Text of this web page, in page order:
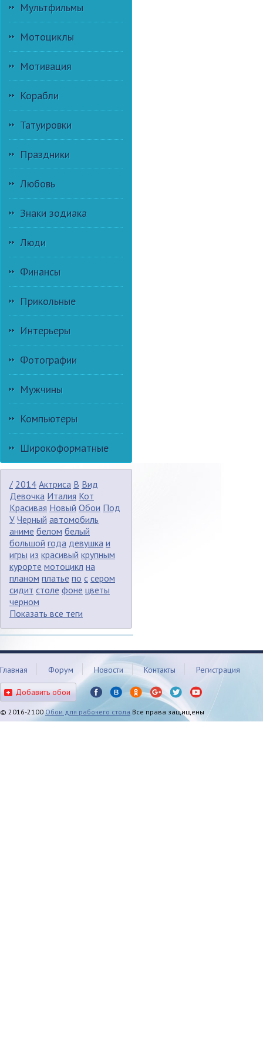
Мультфильмы
Мотоциклы
Мотивация
Корабли
Татуировки
Праздники
Любовь
Знаки зодиака
Люди
Финансы
Прикольные
Интерьеры
Фотографии
Мужчины
Компьютеры
Широкоформатные
/ 2014 Актриса В Вид
Девочка Италия Кот
Красивая Новый Обои Под
У Черный автомобиль
аниме белом белый
большой года девушка и
игры из красивый крупным
курорте мотоцикл на
планом платье по с сером
сидит столе фоне цветы
черном
Показать все теги
Главная Форум Новости Контакты Регистрация
Добавить обои
© 2016-2100Обои для рабочего стола Все права защищены